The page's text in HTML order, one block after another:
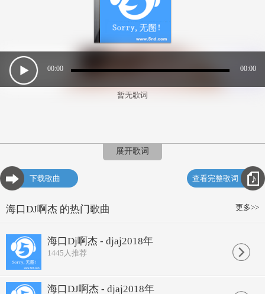
00:00 00:00
暂无歌词
展开歌词
下载歌曲 查看完整歌词
更多>>
海口DJ啊杰 的热门歌曲
海口Dj啊杰 - djaj2018年
1445 人推荐
海口DJ啊杰 - djaj2018年